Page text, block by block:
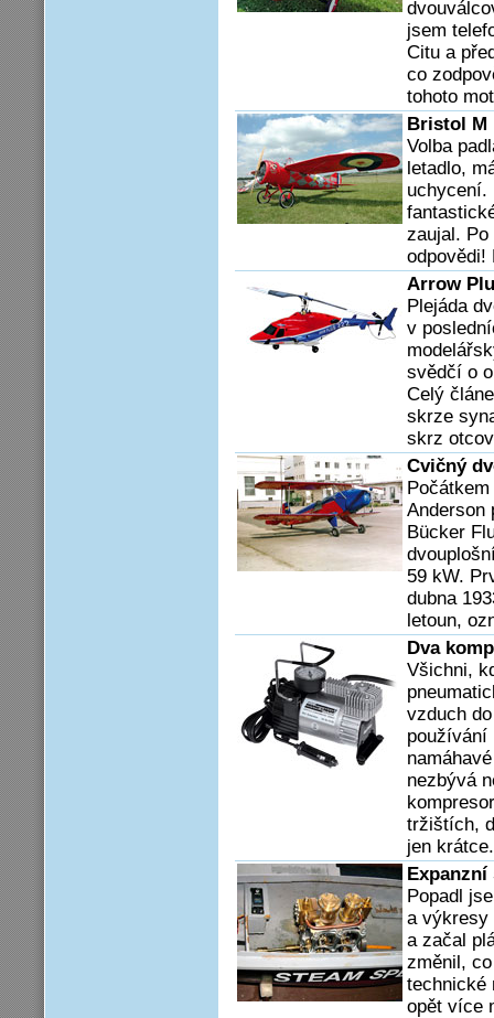
jsem
Citu a
co
tohoto
Bristol M
Volba
letadlo,
uchycení.
zaujal. Po
odpovědi!
Arrow
Plejáda
v
svědčí o
Celý
skrze
skrz
Cvičný
Anderson
Bücker
59 kW.
dubna
letoun,
Dva
Všichni,
vzduch
používání
nezbývá
tržištích,
jen
Popadl
a výkresy
a začal
změnil,
technické
opět více